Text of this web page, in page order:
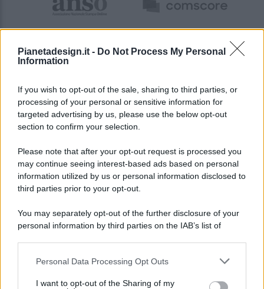
Pianetadesign.it - Do Not Process My Personal
Information
If you wish to opt-out of the sale, sharing to third parties, or
processing of your personal or sensitive information for
targeted advertising by us, please use the below opt-out
section to confirm your selection.
Please note that after your opt-out request is processed you
may continue seeing interest-based ads based on personal
information utilized by us or personal information disclosed to
third parties prior to your opt-out.
You may separately opt-out of the further disclosure of your
personal information by third parties on the IAB’s list of
This information may also be disclosed by us to third parties
Personal Data Processing Opt Outs
I want to opt-out of the Sharing of my
© 2026 - Pianeta Design - P.IVA 04827280654 - Testata
Registrata Al Tribunale Di Nocera Inferiore N. 8/2020 - RG N.
ISCRIZIONE AL ROC N. 35792 – ISCRITTA ALL’ANSO
(ASSOCIAZIONE NAZIONALE STAMPA ONLINE)
PREFERENZE PRIVACY